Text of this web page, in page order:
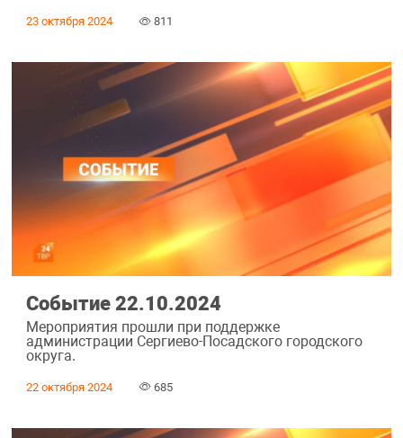
23 октября 2024 811
Событие 22.10.2024
Мероприятия прошли при поддержке
администрации Сергиево-Посадского городского
округа.
22 октября 2024 685